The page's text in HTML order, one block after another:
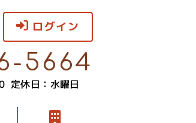
5664
定休日：水曜日
ログイン